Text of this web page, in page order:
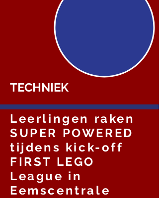
TECHNIEK
Leerlingen raken
SUPER POWERED
tijdens kick-off
FIRST LEGO
League in
Eemscentrale